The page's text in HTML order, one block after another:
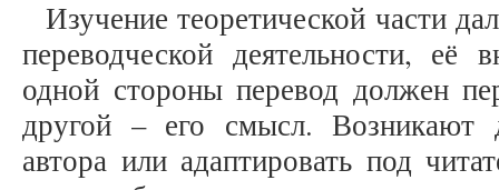
Изучение теоретической части
переводческой деятельности, её
одной стороны перевод должен
другой – его смысл. Возникают
автора или адаптировать под